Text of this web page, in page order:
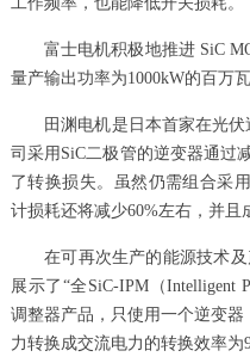
富士电机积极地推进 SiC
量产输出功率为1000kW的百万
田渊电机是日本首家在光伏
司采用SiC二极管的逆变器通过
了转换损失。虽然仍需组合采
计损耗还将减少60%左右，并且
在可再次生产的能源技术及
展示了“全SiC-IPM（Intelligent
调整器产品，只使用一个逆变
力转换成交流电力的转换效率为